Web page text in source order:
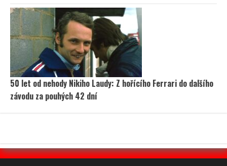
50 let od nehody Nikiho Laudy: Z hořícího Ferrari do dalšího
závodu za pouhých 42 dní